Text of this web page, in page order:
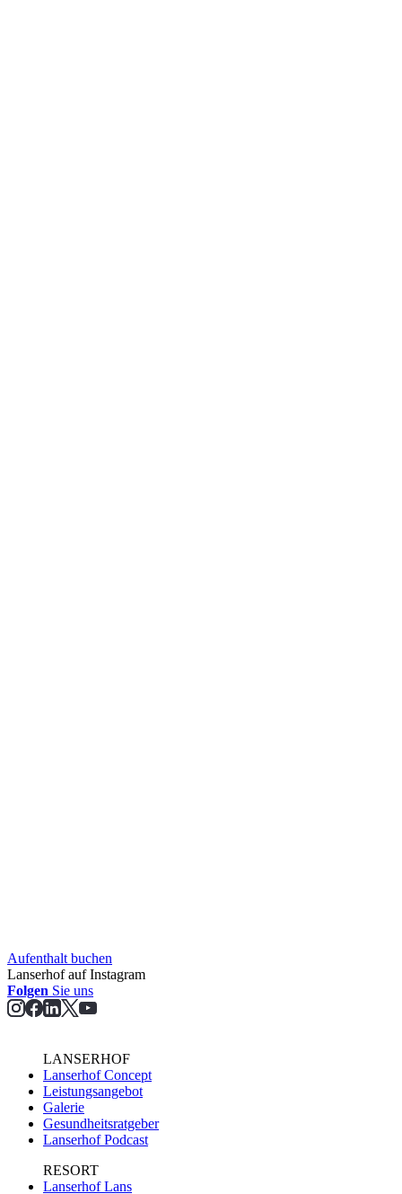
Aufent­halt buchen
Lanserhof auf Instagram
Folgen Sie uns
LANSERHOF
Lanserhof Concept
Leistungsangebot
Galerie
Gesundheitsratgeber
Lanserhof Podcast
RESORT
Lanserhof Lans